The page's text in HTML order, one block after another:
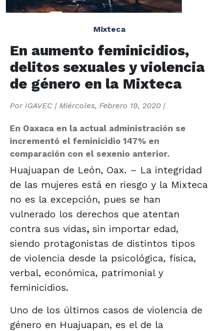
Mixteca
En aumento feminicidios,
delitos sexuales y violencia
de género en la Mixteca
Por IGAVEC | Miércoles, Febrero 19, 2020 |
En Oaxaca en la actual administración se
incrementó el feminicidio 147% en
comparación con el sexenio anterior.
Huajuapan de León, Oax. – La integridad
de las mujeres está en riesgo y la Mixteca
no es la excepción, pues se han
vulnerado los derechos que atentan
contra sus vidas, sin importar edad,
siendo protagonistas de distintos tipos
de violencia desde la psicológica, física,
verbal, económica, patrimonial y
feminicidios.
Uno de los últimos casos de violencia de
género en Huajuapan, es el de la